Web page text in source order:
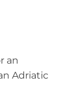
an
Adriatic